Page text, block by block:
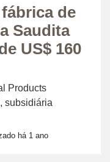
de
Saudita
US$ 160
Products
subsidiária
há 1 ano